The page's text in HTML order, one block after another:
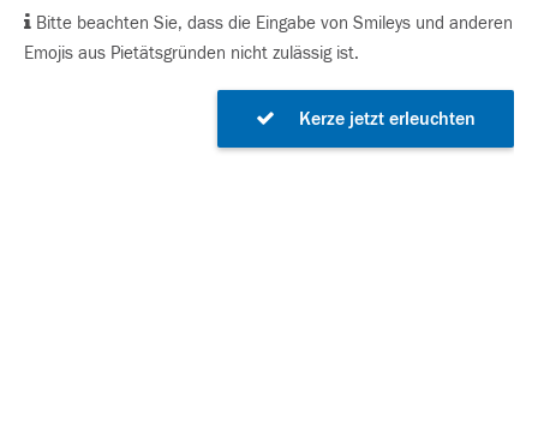
Bitte beachten Sie, dass die Eingabe von Smileys und anderen
Emojis aus Pietätsgründen nicht zulässig ist.
Kerze jetzt erleuchten